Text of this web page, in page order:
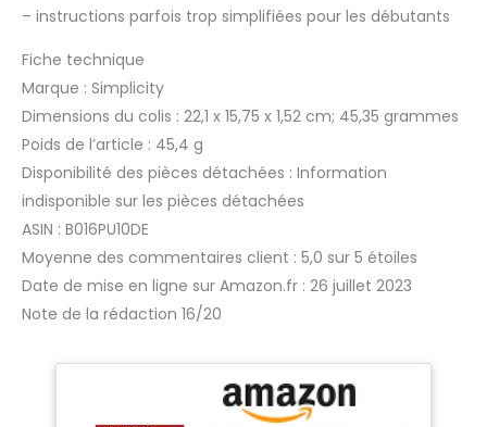
– instructions parfois trop simplifiées pour les débutants
Fiche technique
Marque : Simplicity
Dimensions du colis : 22,1 x 15,75 x 1,52 cm; 45,35 grammes
Poids de l’article : 45,4 g
Disponibilité des pièces détachées : Information
indisponible sur les pièces détachées
ASIN : B016PU10DE
Moyenne des commentaires client : 5,0 sur 5 étoiles
Date de mise en ligne sur Amazon.fr : 26 juillet 2023
Note de la rédaction 16/20